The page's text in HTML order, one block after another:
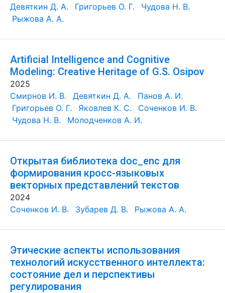
Девяткин Д. А.
Григорьев О. Г.
Чудова Н. В.
Рыжова А. А.
Artificial Intelligence and Cognitive
Modeling: Creative Heritage of G.S. Osipov
2025
Смирнов И. В.
Девяткин Д. А.
Панов А. И.
Григорьев О. Г.
Яковлев К. С.
Соченков И. В.
Чудова Н. В.
Молодченков А. И.
Открытая библиотека doc_enc для
формирования кросс-языковых
векторных представлений текстов
2024
Соченков И. В.
Зубарев Д. В. Рыжова А. А.
Этические аспекты использования
технологий искусственного интеллекта:
состояние дел и перспективы
регулирования